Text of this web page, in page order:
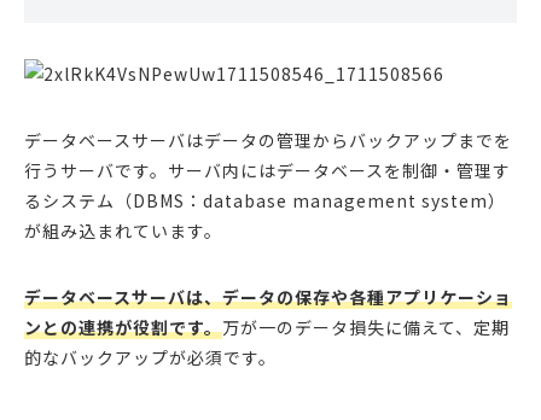
データベースサーバはデータの管理からバックアップまでを
行うサーバです。サーバ内にはデータベースを制御・管理す
るシステム（DBMS：database management system）
が組み込まれています。
データベースサーバは、データの保存や各種アプリケーショ
ンとの連携が役割です。万が一のデータ損失に備えて、定期
的なバックアップが必須です。